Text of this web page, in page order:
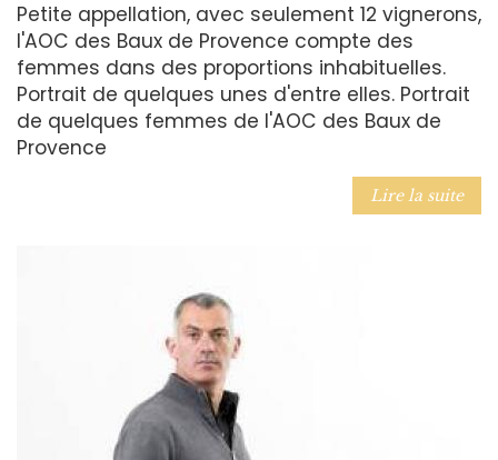
Petite appellation, avec seulement 12 vignerons,
l'AOC des Baux de Provence compte des
femmes dans des proportions inhabituelles.
Portrait de quelques unes d'entre elles. Portrait
de quelques femmes de l'AOC des Baux de
Provence
Lire la suite